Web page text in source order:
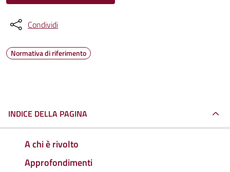
Condividi
Normativa di riferimento
INDICE DELLA PAGINA
A chi è rivolto
Approfondimenti